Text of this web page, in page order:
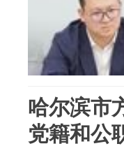
哈尔滨市
党籍和公